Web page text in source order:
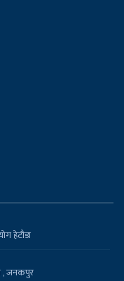
हेटौडा
, जनकपुर